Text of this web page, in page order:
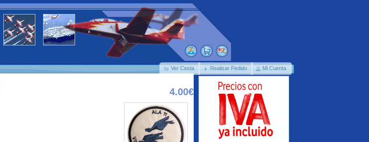
Ver Cesta Realizar Pedido Mi Cuenta
4.00€